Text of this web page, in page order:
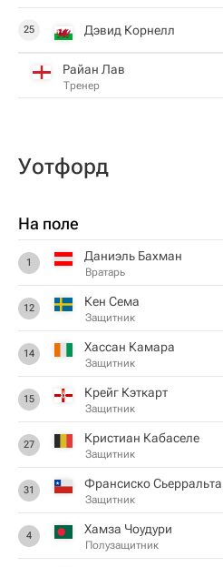
25 Дэвид Корнелл
Райан Лав
Тренер
Уотфорд
На поле
1 Даниэль Бахман
Вратарь
12 Кен Сема
Защитник
14 Хассан Камара
Защитник
15 Крейг Кэткарт
Защитник
27 Кристиан Кабаселе
Защитник
31 Франсиско Сьерральта
Защитник
4 Хамза Чоудури
Полузащитник